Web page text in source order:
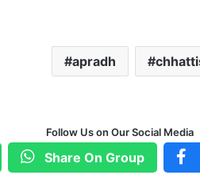
apradh
Follow Us on Our Social Media
Share On Group